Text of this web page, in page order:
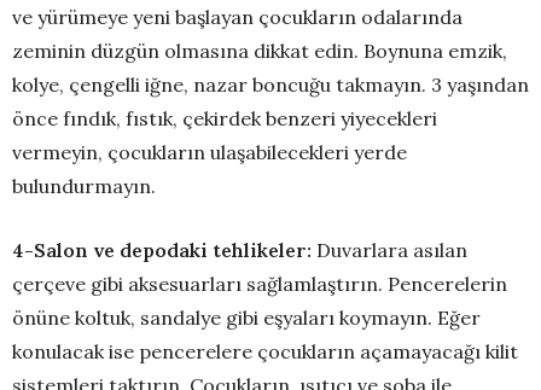
ve yürümeye yeni başlayan çocukların odalarında
zeminin düzgün olmasına dikkat edin. Boynuna emzik,
kolye, çengelli iğne, nazar boncuğu takmayın. 3 yaşından
önce fındık, fıstık, çekirdek benzeri yiyecekleri
vermeyin, çocukların ulaşabilecekleri yerde
bulundurmayın.
4-Salon ve depodaki tehlikeler: Duvarlara asılan
çerçeve gibi aksesuarları sağlamlaştırın. Pencerelerin
önüne koltuk, sandalye gibi eşyaları koymayın. Eğer
konulacak ise pencerelere çocukların açamayacağı kilit